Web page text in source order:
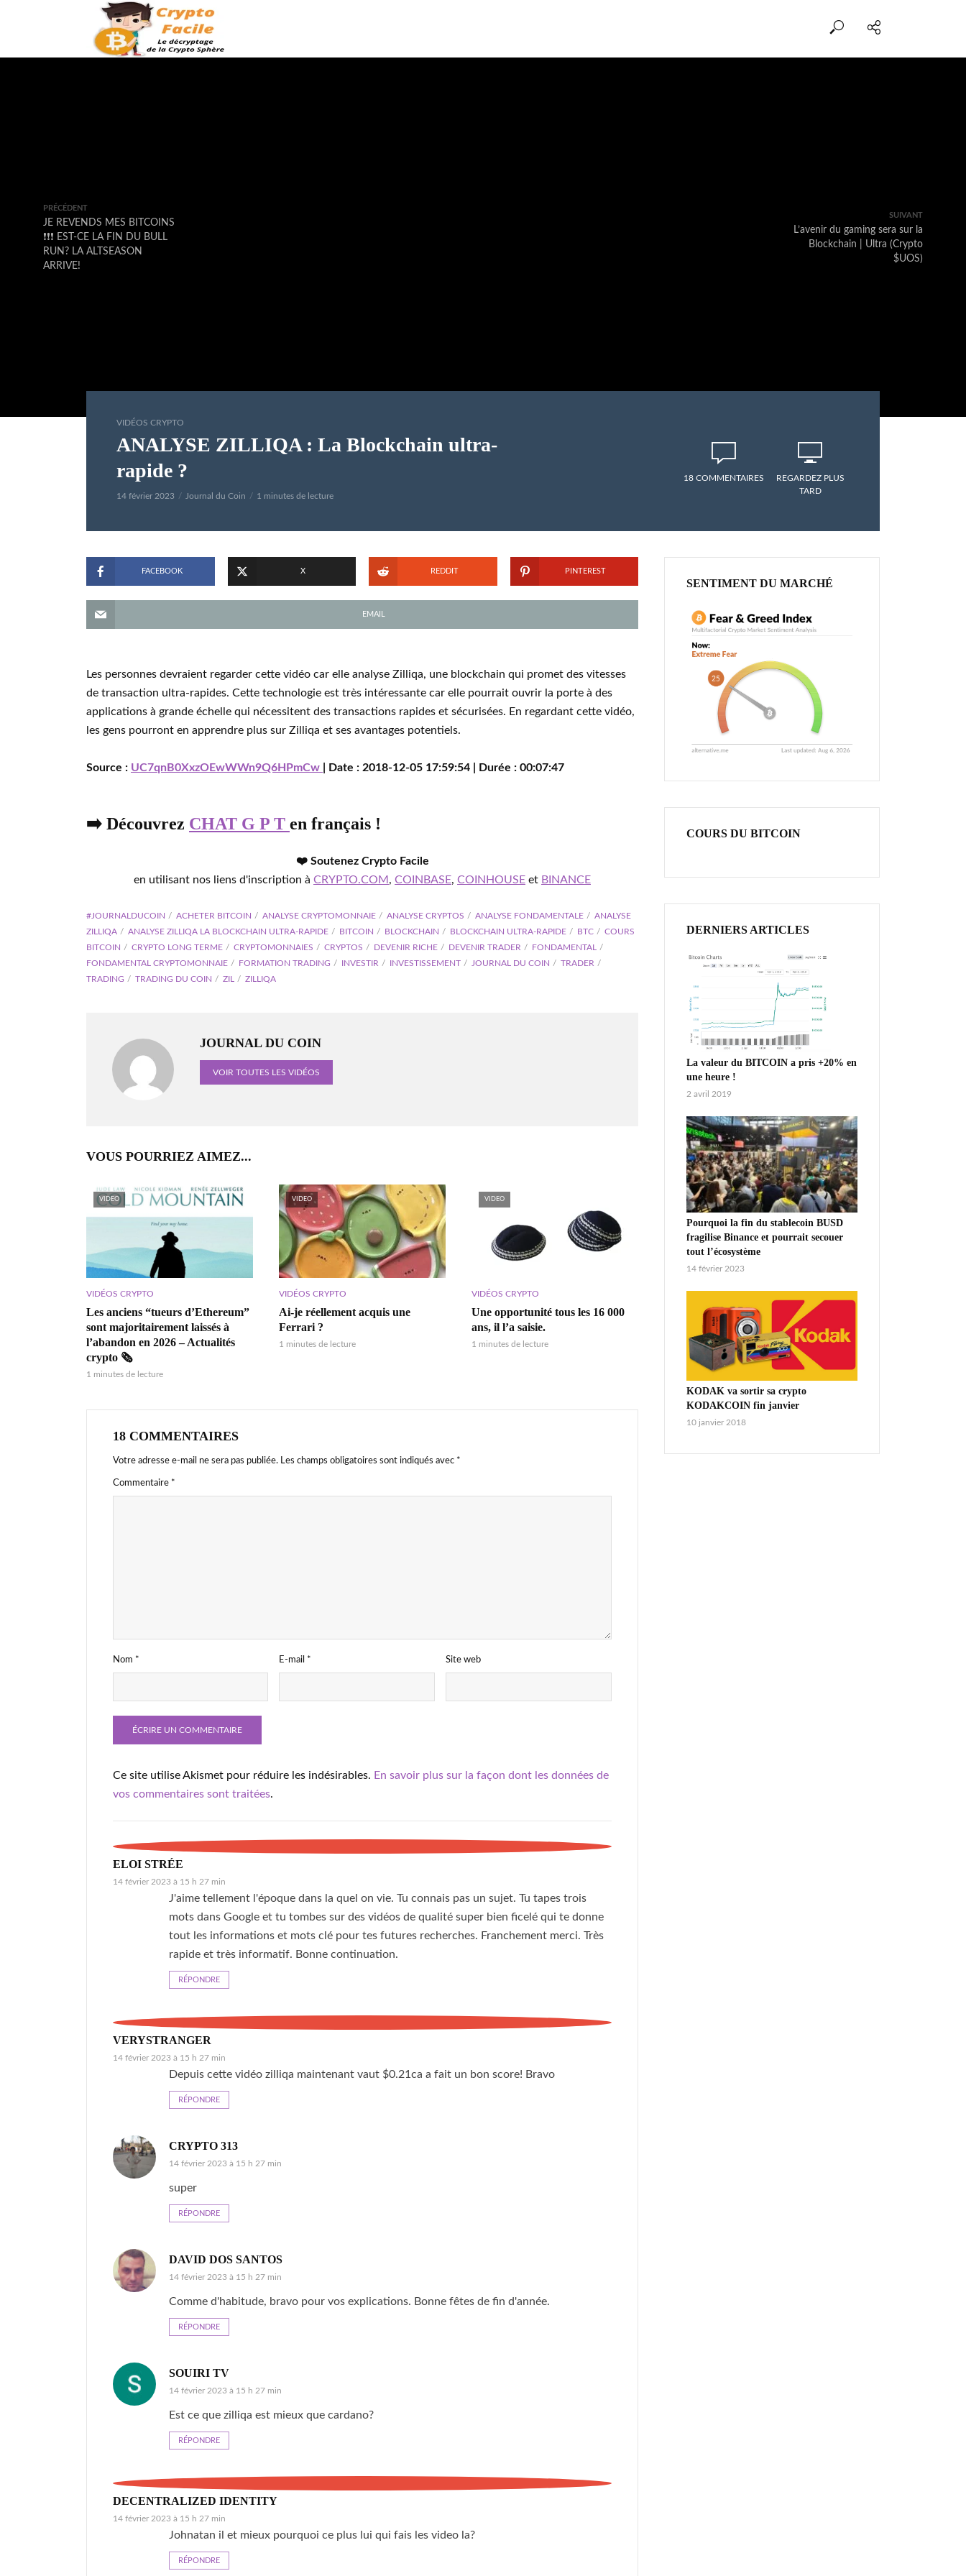
PRÉCÉDENT
JE REVENDS MES BITCOINS
❗️❗️❗️ EST-CE LA FIN DU BULL
RUN? LA ALTSEASON
ARRIVE!
SUIVANT
L’avenir du gaming sera sur la
Blockchain | Ultra (Crypto
$UOS)
VIDÉOS CRYPTO
ANALYSE ZILLIQA : La Blockchain ultra-
rapide ?
14 février 2023 Journal du Coin 1 minutes de lecture
18 COMMENTAIRES
REGARDEZ PLUS
TARD
FACEBOOK X REDDIT PINTEREST
EMAIL
Les personnes devraient regarder cette vidéo car elle analyse Zilliqa, une blockchain qui promet des vitesses
de transaction ultra-rapides. Cette technologie est très intéressante car elle pourrait ouvrir la porte à des
applications à grande échelle qui nécessitent des transactions rapides et sécurisées. En regardant cette vidéo,
les gens pourront en apprendre plus sur Zilliqa et ses avantages potentiels.
Source : UC7qnB0XxzOEwWWn9Q6HPmCw | Date : 2018-12-05 17:59:54 | Durée : 00:07:47
➡️ Découvrez CHAT G P T en français !
❤️ Soutenez Crypto Facile
en utilisant nos liens d'inscription à CRYPTO.COM , COINBASE, COINHOUSE et BINANCE
#JOURNALDUCOIN ACHETER BITCOIN ANALYSE CRYPTOMONNAIE ANALYSE CRYPTOS ANALYSE FONDAMENTALE
ANALYSE
ZILLIQA
ANALYSE ZILLIQA LA BLOCKCHAIN ULTRA-RAPIDE BITCOIN BLOCKCHAIN BLOCKCHAIN ULTRA-RAPIDE BTC
COURS
BITCOIN
CRYPTO LONG TERME CRYPTOMONNAIES CRYPTOS DEVENIR RICHE DEVENIR TRADER
FONDAMENTAL
FONDAMENTAL CRYPTOMONNAIE
FORMATION TRADING INVESTIR INVESTISSEMENT JOURNAL DU COIN
TRADER
TRADING
TRADING DU COIN ZIL ZILLIQA
JOURNAL DU COIN
VOIR TOUTES LES VIDÉOS
VOUS POURRIEZ AIMEZ...
VIDEO
VIDÉOS CRYPTO
Les anciens “tueurs d’Ethereum”
sont majoritairement laissés à
l’abandon en 2026 – Actualités
crypto 🗞️
1 minutes de lecture
VIDEO
VIDÉOS CRYPTO
Ai-je réellement acquis une
Ferrari ?
1 minutes de lecture
VIDEO
VIDÉOS CRYPTO
Une opportunité tous les 16 000
ans, il l’a saisie.
1 minutes de lecture
18 COMMENTAIRES
Votre adresse e-mail ne sera pas publiée. Les champs obligatoires sont indiqués avec *
Commentaire *
Nom * E-mail * Site web
Ce site utilise Akismet pour réduire les indésirables. En savoir plus sur la façon dont les données de
vos commentaires sont traitées.
ELOI STRÉE
14 février 2023 à 15 h 27 min
J'aime tellement l'époque dans la quel on vie. Tu connais pas un sujet. Tu tapes trois
mots dans Google et tu tombes sur des vidéos de qualité super bien ficelé qui te donne
tout les informations et mots clé pour tes futures recherches. Franchement merci. Très
rapide et très informatif. Bonne continuation.
RÉPONDRE
VERYSTRANGER
14 février 2023 à 15 h 27 min
Depuis cette vidéo zilliqa maintenant vaut $0.21ca a fait un bon score! Bravo
RÉPONDRE
CRYPTO 313
14 février 2023 à 15 h 27 min
super
RÉPONDRE
DAVID DOS SANTOS
14 février 2023 à 15 h 27 min
Comme d'habitude, bravo pour vos explications. Bonne fêtes de fin d'année.
RÉPONDRE
SOUIRI TV
14 février 2023 à 15 h 27 min
Est ce que zilliqa est mieux que cardano?
RÉPONDRE
DECENTRALIZED IDENTITY
14 février 2023 à 15 h 27 min
Johnatan il et mieux pourquoi ce plus lui qui fais les video la?
RÉPONDRE
SENTIMENT DU MARCHÉ
COURS DU BITCOIN
DERNIERS ARTICLES
La valeur du BITCOIN a pris +20% en
une heure !
2 avril 2019
Pourquoi la fin du stablecoin BUSD
fragilise Binance et pourrait secouer
tout l’écosystème
14 février 2023
KODAK va sortir sa crypto
KODAKCOIN fin janvier
10 janvier 2018